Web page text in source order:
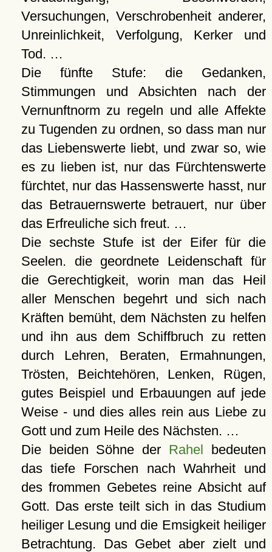
Versuchungen, Verschrobenheit anderer,
Unreinlichkeit, Verfolgung, Kerker und
Tod. …
Die fünfte Stufe: die Gedanken,
Stimmungen und Absichten nach der
Vernunftnorm zu regeln und alle Affekte
zu Tugenden zu ordnen, so dass man nur
das Liebenswerte liebt, und zwar so, wie
es zu lieben ist, nur das Fürchtenswerte
fürchtet, nur das Hassenswerte hasst, nur
das Betrauernswerte betrauert, nur über
das Erfreuliche sich freut. …
Die sechste Stufe ist der Eifer für die
Seelen. die geordnete Leidenschaft für
die Gerechtigkeit, worin man das Heil
aller Menschen begehrt und sich nach
Kräften bemüht, dem Nächsten zu helfen
und ihn aus dem Schiffbruch zu retten
durch Lehren, Beraten, Ermahnungen,
Trösten, Beichtehören, Lenken, Rügen,
gutes Beispiel und Erbauungen auf jede
Weise - und dies alles rein aus Liebe zu
Gott und zum Heile des Nächsten. …
Die beiden Söhne der Rahel bedeuten
das tiefe Forschen nach Wahrheit und
des frommen Gebetes reine Absicht auf
Gott. Das erste teilt sich in das Studium
heiliger Lesung und die Emsigkeit heiliger
Betrachtung. Das Gebet aber zielt und